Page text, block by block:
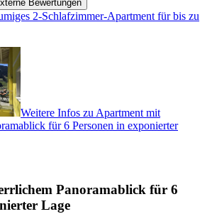
Bewertungen
2-Schlafzimmer-Apartment für bis zu
Weitere Infos zu Apartment mit
für 6 Personen in exponierter
Panoramablick für 6
Lage